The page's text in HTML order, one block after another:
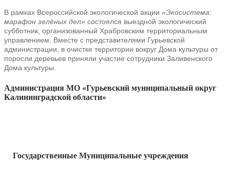
В рамках Всероссийской экологической акции «Экосистема:
марафон зелёных дел» состоялся выездной экологический
субботник, организованный Храбровским территориальным
управлением. Вместе с представителями Гурьевской
администрации, в очистке территории вокруг Дома культуры от
поросли деревьев приняли участие сотрудники Заливенского
Дома культуры.
Администрация МО «Гурьевский муниципальный округ
Калининградской области»
Государственные Муниципальные учреждения